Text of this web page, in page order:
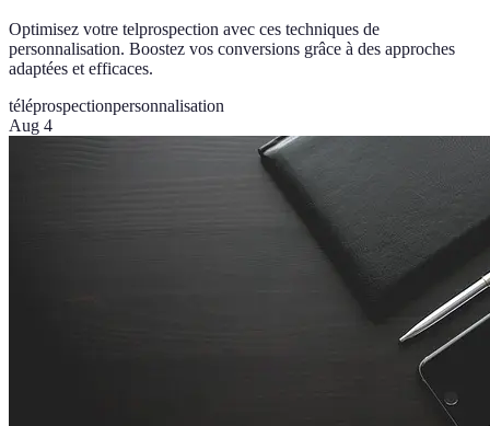
Optimisez votre telprospection avec ces techniques de
personnalisation. Boostez vos conversions grâce à des approches
adaptées et efficaces.
téléprospectionpersonnalisation
Aug 4